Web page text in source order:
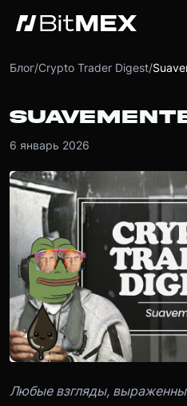
Блог/Crypto Trader Digest/
6 январь 2026
Любые взгляды,